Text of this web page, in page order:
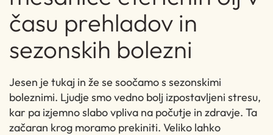
času prehladov in
sezonskih bolezni
Jesen je tukaj in že se soočamo s sezonskimi
boleznimi. Ljudje smo vedno bolj izpostavljeni stresu,
kar pa izjemno slabo vpliva na počutje in zdravje. Ta
začaran krog moramo prekiniti. Veliko lahko